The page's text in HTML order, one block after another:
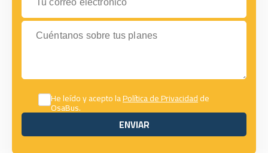
Cuéntanos sobre tus planes
He leído y acepto laPolítica de Privacidadde
OsaBus.
ENVIAR
ENVIAR